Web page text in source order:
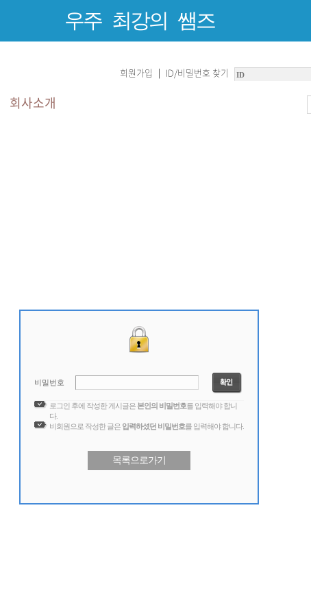
우주 최강의 쌤즈
회사소개
회원가입 | ID/비밀번호 찾기
비밀번호
로그인 후에 작성한 게시글은 본인의 비밀번호를 입력해야 합니
다.
비회원으로 작성한 글은 입력하셨던 비밀번호를 입력해야 합니다.
목록으로가기